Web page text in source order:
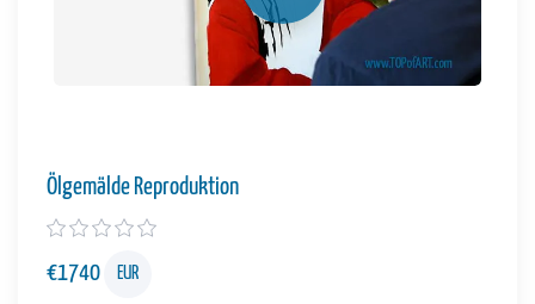
Ölgemälde Reproduktion
€1740 EUR